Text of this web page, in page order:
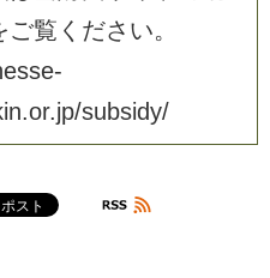
ご覧 く ださ い。
esse-
in.or.jp/subsidy/